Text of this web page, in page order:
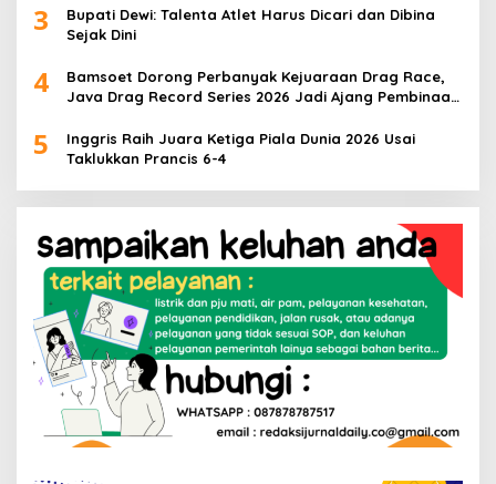
3
Bupati Dewi: Talenta Atlet Harus Dicari dan Dibina
Sejak Dini
4
Bamsoet Dorong Perbanyak Kejuaraan Drag Race,
Java Drag Record Series 2026 Jadi Ajang Pembinaan
5
Inggris Raih Juara Ketiga Piala Dunia 2026 Usai
Taklukkan Prancis 6-4